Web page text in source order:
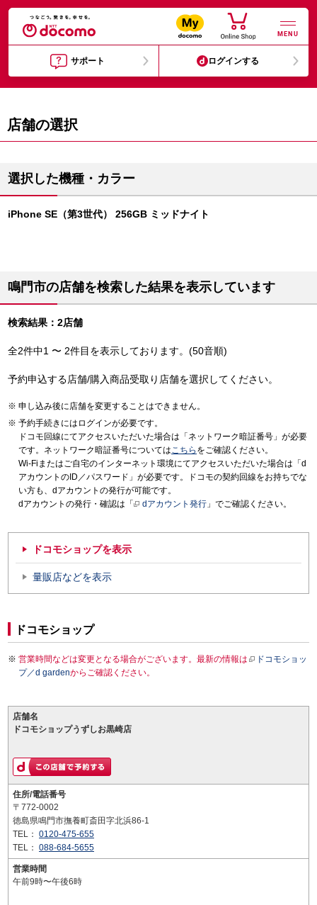
MENU
サポート ログインする
店舗の選択
選択した機種・カラー
iPhone SE（第3世代） 256GB ミッドナイト
鳴門市の店舗を検索した結果を表示しています
検索結果：2店舗
全2件中1 〜 2件目を表示しております。(50音順)
予約申込する店舗/購入商品受取り店舗を選択してください。
申し込み後に店舗を変更することはできません。
予約手続きにはログインが必要です。
ドコモ回線にてアクセスいただいた場合は「ネットワーク暗証番号」が必要
です。ネットワーク暗証番号についてはこちら をご確認ください。
Wi-Fiまたはご自宅のインターネット環境にてアクセスいただいた場合は「d
アカウントのID／パスワード」が必要です。ドコモの契約回線をお持ちでな
い方も、dアカウントの発行が可能です。
dアカウントの発行・確認は「
dアカウント発行 」でご確認ください。
ドコモショップを表示
量販店などを表示
ドコモショップ
営業時間などは変更となる場合がございます。最新の情報は
ドコモショッ
プ／d gardenからご確認ください。
店舗名
ドコモショップうずしお黒崎店
住所/電話番号
〒772-0002
徳島県鳴門市撫養町斎田字北浜86-1
TEL： 0120-475-655
TEL： 088-684-5655
営業時間
午前9時〜午後6時